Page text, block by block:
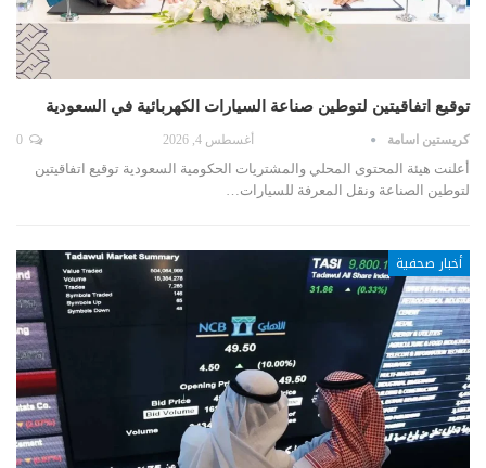
توقيع اتفاقيتين لتوطين صناعة السيارات الكهربائية في السعودية
كريستين اسامة أغسطس 4, 2026
أعلنت هيئة المحتوى المحلي والمشتريات الحكومية السعودية توقيع اتفاقيتين
لتوطين الصناعة ونقل المعرفة للسيارات…
أخبار صحفية